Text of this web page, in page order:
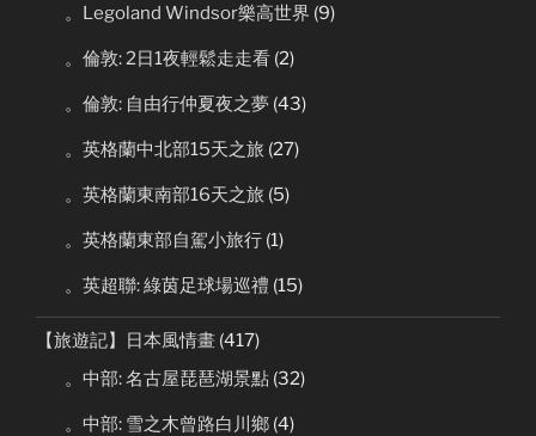
。Legoland Windsor樂高世界 (9)
。倫敦: 2日1夜輕鬆走走看 (2)
。倫敦: 自由行仲夏夜之夢 (43)
。英格蘭中北部15天之旅 (27)
。英格蘭東南部16天之旅 (5)
。英格蘭東部自駕小旅行 (1)
。英超聯: 綠茵足球場巡禮 (15)
【旅遊記】日本風情畫 (417)
。中部: 名古屋琵琶湖景點 (32)
。中部: 雪之木曾路白川鄉 (4)